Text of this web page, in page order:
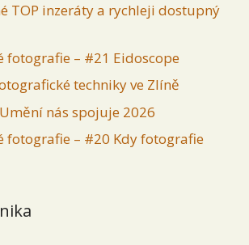
TOP inzeráty a rychleji dostupný
fotografie – #21 Eidoscope
techniky ve Zlíně
nás spojuje 2026
fotografie – #20 Kdy fotografie